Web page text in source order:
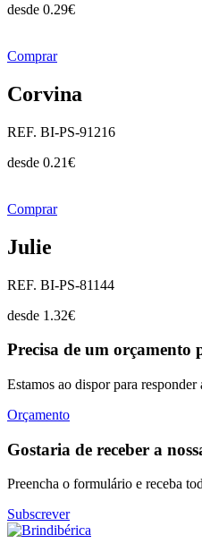
desde 0.29€
Comprar
Corvina
REF. BI-PS-91216
desde 0.21€
Comprar
Julie
REF. BI-PS-81144
desde 1.32€
Precisa de um orçamento
Estamos ao dispor para responder
Orçamento
Gostaria de receber a
Preencha o formulário e receba
Subscrever